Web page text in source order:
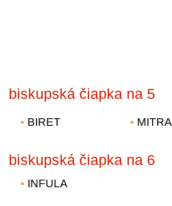
biskupská čiapka na 5
BIRET MITRA
biskupská čiapka na 6
INFULA